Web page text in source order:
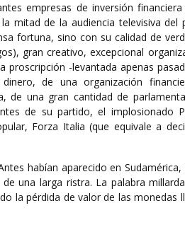
empresas de inversión financiera
mitad de la audiencia televisiva del
fortuna, sino con su calidad de
gran creativo, excepcional
-levantada apenas
de una organización
de una gran cantidad de
de su partido, el implosionado
Forza Italia (que equivale a
habían aparecido en
una larga ristra. La palabra
la pérdida de valor de las monedas